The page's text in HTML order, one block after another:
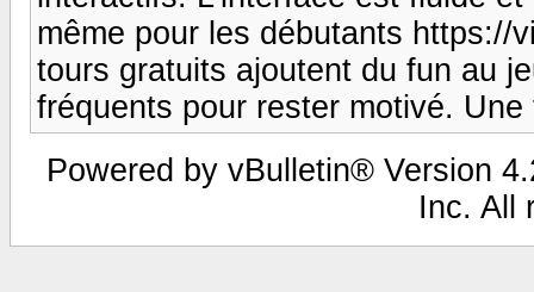
même pour les débutants https://
tours gratuits ajoutent du fun au
fréquents pour rester motivé.
Powered by vBulletin® Version
Inc. All